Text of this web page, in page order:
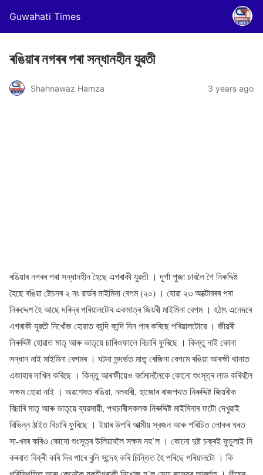
Guwahati Times
ৰঙিয়াৰ নগৰৰ পৰা সন্ধানহীন যুৱতী
Shahnawaz Hamza 3 years ago
ৰঙিয়াৰ নগৰৰ পৰা সন্ধানহীন হৈছে এগৰাকী যুৱতী । দূৰ্গা পুজা চাবলৈ গৈ নিৰুদ্দিষ্ট
হৈছে ৰঙিয়া ষ্টেচনৰ ২ নং ৱাৰ্ডৰ মাইমিনা বেগম (২০) । যোৱা ২৩ অক্টোবৰৰ পৰা
নিৰুদ্দেশ হৈ আছে দৰিদ্ৰ পৰিয়ালটোৰ একমাত্ৰ জিয়ৰী মাইমিনা বেগম । হঠাৎ এনেদৰে
এগৰাকী যুৱতী নিখোঁজ হোৱাত কান্দি কান্দি দিন পাৰ কৰিছে পৰিয়ালটোৱে । জীয়ৰী
নিৰুদ্দিষ্ট হোৱাত মাতৃ আৰু ভাতৃয়ে চাৰিওফালে বিচাৰি ফুৰিছে । কিন্তু নাই কোনা
সন্ধান নাই মাইমিনা বেগমৰ । ঘটনা সন্দৰ্ভত মাতৃ ৰেজিনা বেগমে ৰঙিয়া আৰক্ষী থানাত
এজাহাৰ দাখিল কৰিছে । কিন্তু আৰক্ষীয়েও বৰ্তমানলৈকে কোনো শুংসূত্ৰ লাভ কৰিবলৈ
সক্ষম হোৱা নাই । অৱশেষত ৰঙিয়া, নলবাৰী, হাজোৰ ৰাজপথত নিৰুদ্দিষ্ট জিয়ৰীক
বিচাৰি মাতৃ আৰু ভাতৃয়ে ব্যৱসায়ী, পথচাৰীসকলক নিৰুদ্দিষ্ট মাইমিনাৰ ফটো দেখুৱাই
বিভিন্ন ঠাইত বিচাৰি ফুৰিছে । ইয়াৰ উপৰি আত্মীয় স্বজন আৰু পৰিচিত লোকৰ ঘৰত
সা-খবৰ কৰিও কোনো শুংসূত্ৰ উলিয়াবলৈ সক্ষম নহ’ল । কোনো দুষ্ট চক্ৰ‌ই ফুচুলাই নি
কৰবাত বিক্ৰী কৰি দিব পাৰে বুলি সন্দেহ কৰি চিন্তিত হৈ পৰিছে পৰিয়ালটো । কি